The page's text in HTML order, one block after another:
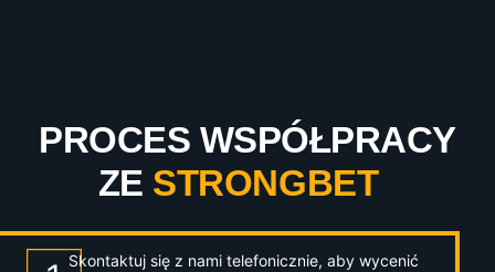
PROCES WSPÓŁPRACY
ZE STRONGBET
Skontaktuj się z nami telefonicznie, aby wycenić